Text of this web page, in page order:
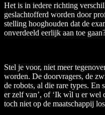
Het is in iedere richting
geslachtofferd worden door
stelling hooghouden dat de
onverdeeld eerlijk aan toe
Stel je voor, niet meer
worden. De doorvragers, de
de robots, al die rare types. En
er zelf van’, of ‘Ik wìl u er wel
toch niet op de maatschappij